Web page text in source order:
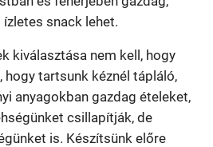
snack lehet.
kiválasztása nem kell, hogy
hogy tartsunk kéznél tápláló,
anyagokban gazdag ételeket,
csillapítják, de
is. Készítsünk előre